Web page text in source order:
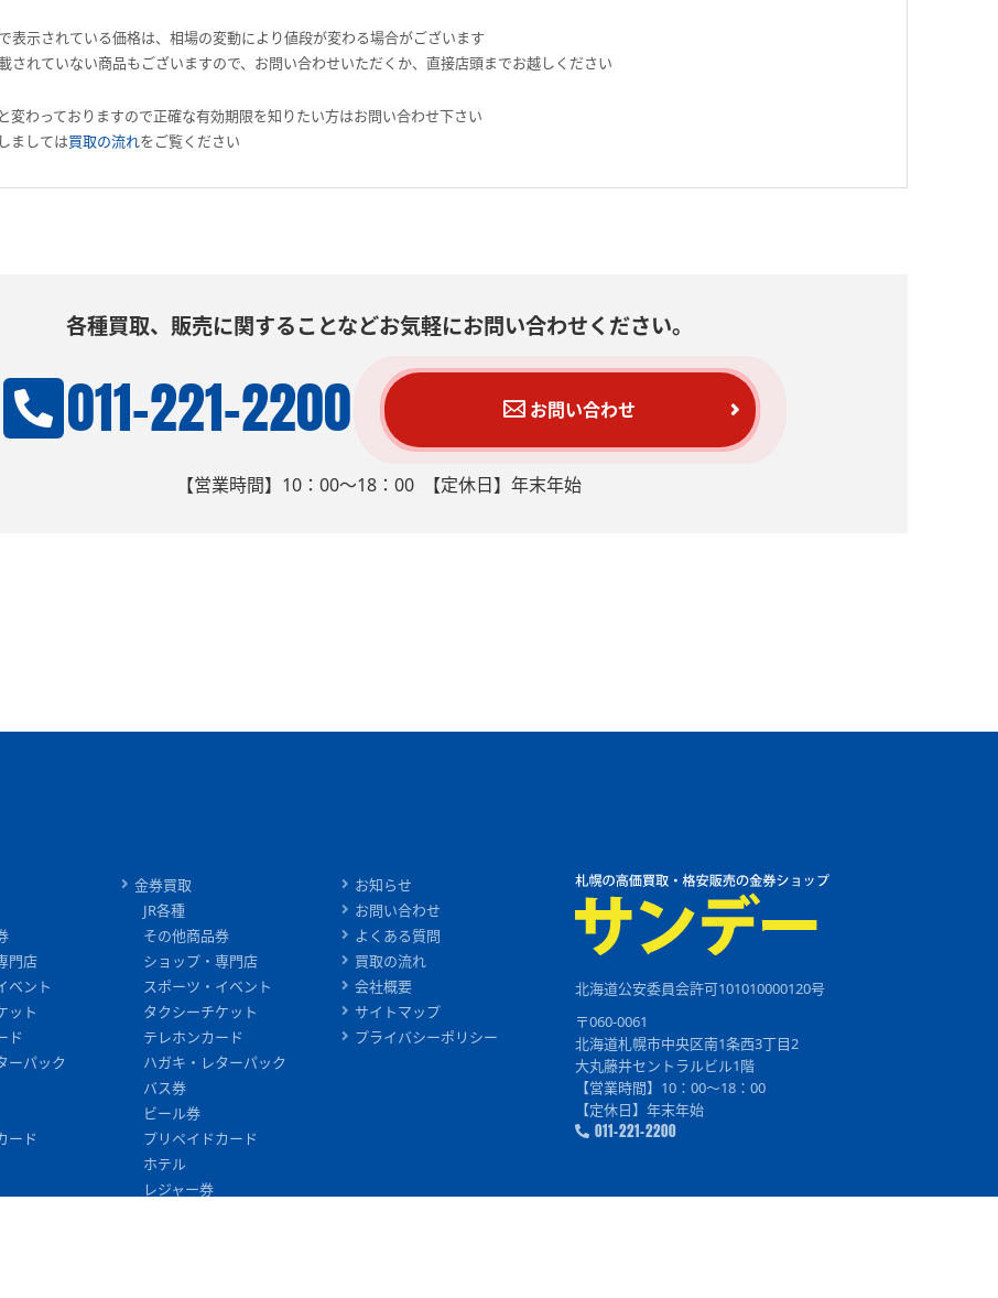
表示されている価格は、相場の変動により値段が変わる場合がございます
されていない商品もございますので、お問い合わせいただくか、直接店頭までお越しください
変わっておりますので正確な有効期限を知りたい方はお問い合わせ下さい
ましては買取の流れをご覧ください
各種買取、販売に関することなどお気軽にお問い合わせください。
011-221-2200 お問い合わせ
【営業時間】10：00～18：00 【定休日】年末年始
門店
ベント
ット
ド
ーパック
ード
金券買取
JR各種
その他商品券
ショップ・専門店
スポーツ・イベント
タクシーチケット
テレホンカード
ハガキ・レターパック
バス券
ビール券
プリペイドカード
ホテル
レジャー券
お知らせ
お問い合わせ
よくある質問
買取の流れ
会社概要
サイトマップ
プライバシーポリシー
北海道公安委員会許可101010000120号
〒060-0061
北海道札幌市中央区南1条西3丁目2
大丸藤井セントラルビル1階
【営業時間】10：00～18：00
【定休日】年末年始
011-221-2200